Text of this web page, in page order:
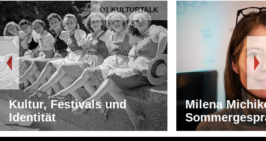
Ö1 KULTURTALK
Kultur, Festivals und
Identität
Milena